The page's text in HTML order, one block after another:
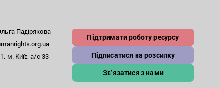
Падірякова
м. Київ, а/с 33
Підтримати роботу ресурсу
Підписатися на розсилку
Зв’язатися з нами